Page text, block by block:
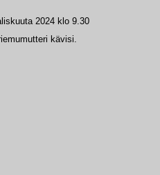
2024 klo 9.30
kävisi.